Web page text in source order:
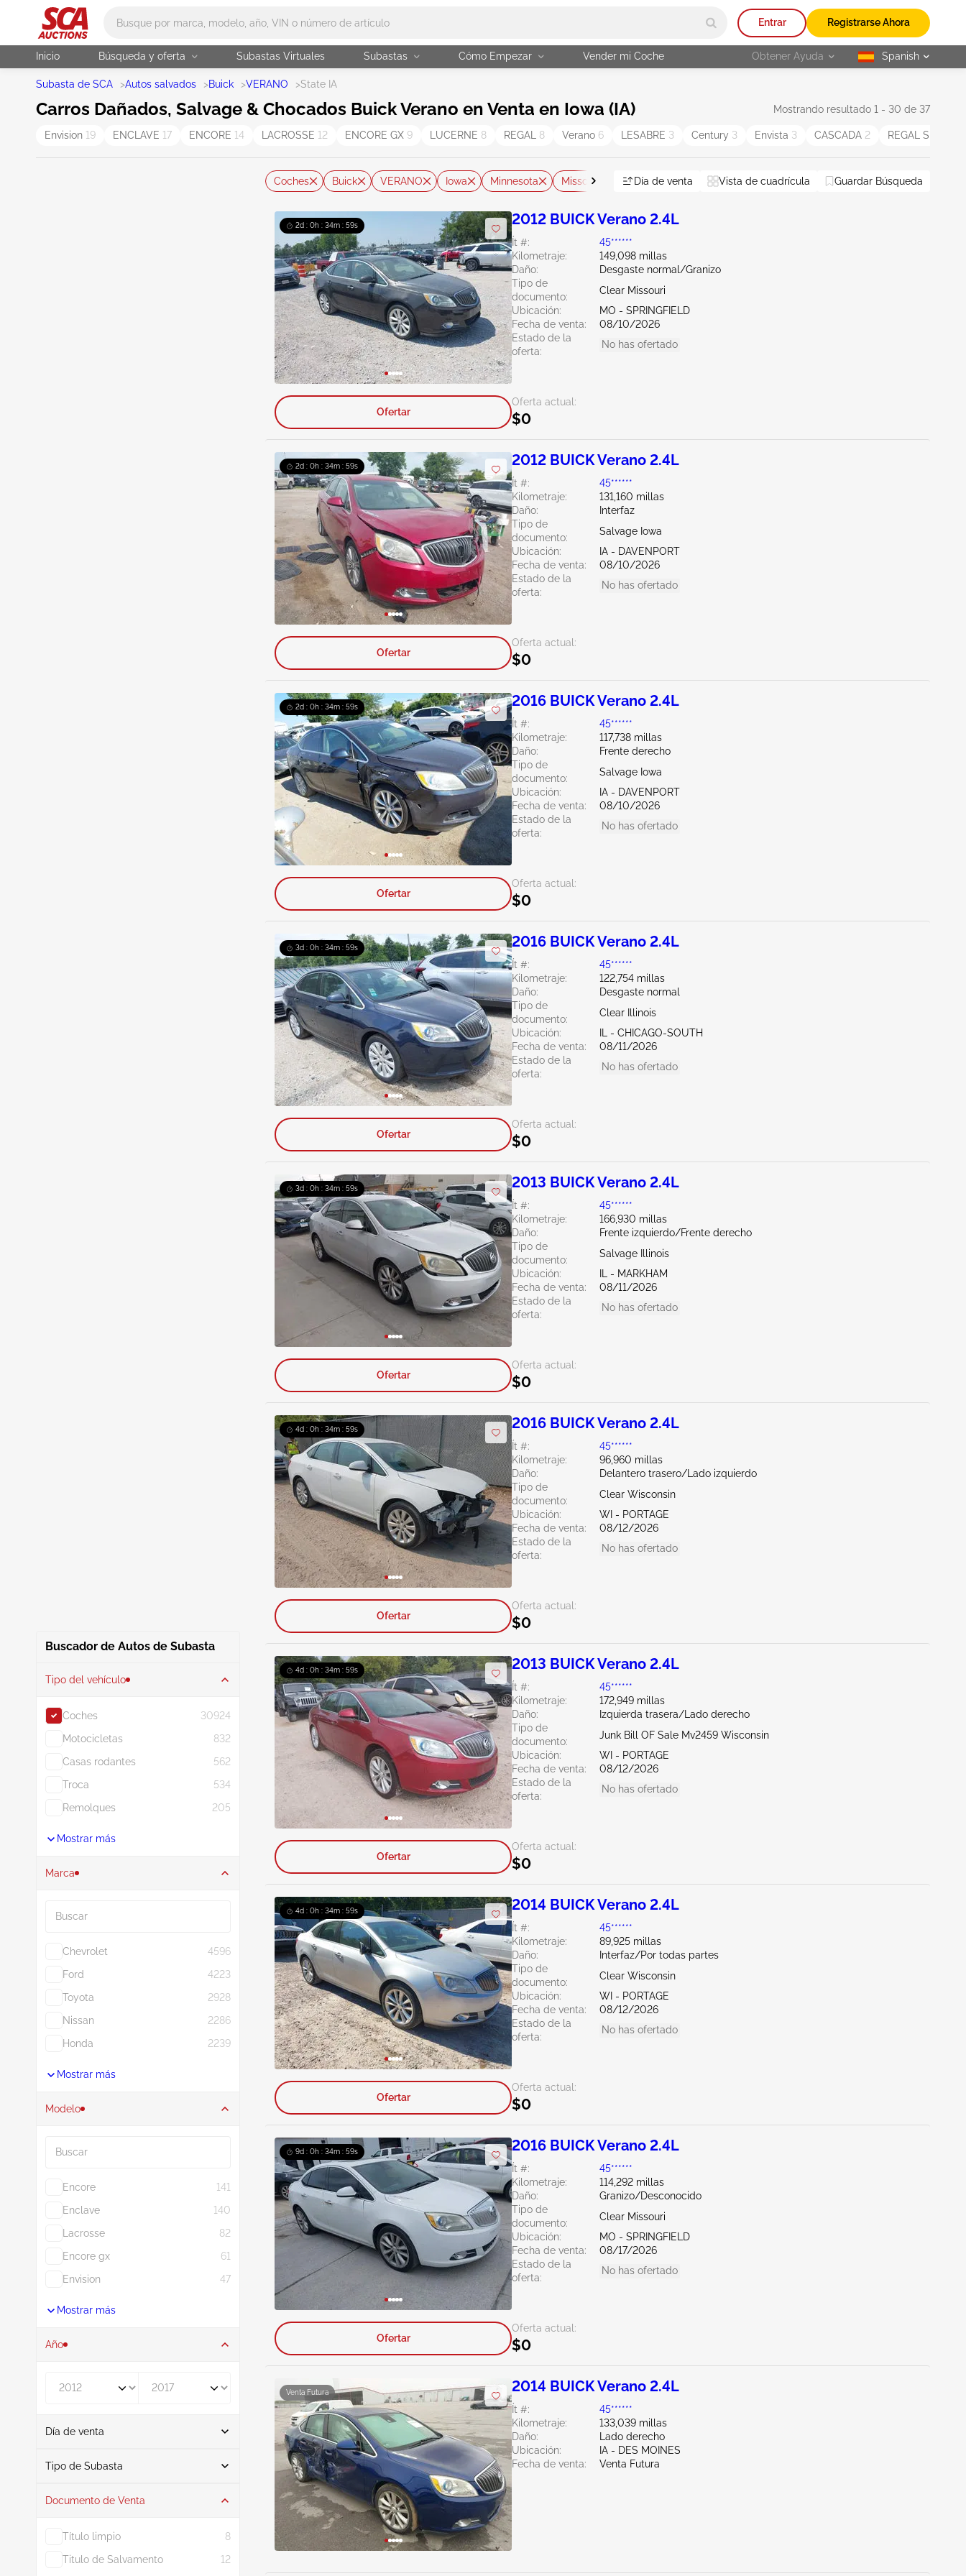
Entrar Registrarse Ahora
Inicio Búsqueda y oferta Subastas Virtuales Subastas Cómo Empezar Vender mi Coche Obtener Ayuda selected
Spanish
Subasta de SCA >Autos salvados >Buick >VERANO >State IA
Carros Dañados, Salvage & Chocados Buick Verano en Venta en Iowa (IA) Mostrando resultado 1 - 30 de 37
Envision 19 ENCLAVE 17 ENCORE 14 LACROSSE 12 ENCORE GX 9 LUCERNE 8 REGAL 8 Verano 6 LESABRE 3 Century 3 Envista 3 CASCADA 2 REGAL
Buscador de Autos de Subasta
Tipo del vehículo
Coches
30924
Motocicletas
832
Casas rodantes
562
Troca
534
Remolques
205
Mostrar más
Marca
Chevrolet
4596
Ford
4223
Toyota
2928
Nissan
2286
Honda
2239
Mostrar más
Modelo
Encore
141
Enclave
140
Lacrosse
82
Encore gx
61
Envision
47
Mostrar más
Año
Día de venta
De
Tipo de Subasta
Subasta 37
Documento de Venta
Título limpio
8
Titulo de Salvamento
12
Coches Buick VERANO Iowa Minnesota Missouri Nebraska Wisconsin Illinois Restablecer todo
Día de venta Vista de cuadrícula Guardar Búsqueda
2d : 0h : 34m : 58s 2012 BUICK Verano 2.4L
Ít #:
45******
Kilometraje:
149,098 millas
Daño:
Desgaste normal/Granizo
Tipo de
documento:
Clear Missouri
Ubicación:
MO - SPRINGFIELD
Fecha de venta:
08/10/2026
Estado de la
oferta:
No has ofertado
Oferta actual:
$0
Ofertar
2d : 0h : 34m : 58s 2012 BUICK Verano 2.4L
Ít #:
45******
Kilometraje:
131,160 millas
Daño:
Interfaz
Tipo de
documento:
Salvage Iowa
Ubicación:
IA - DAVENPORT
Fecha de venta:
08/10/2026
Estado de la
oferta:
No has ofertado
Oferta actual:
$0
Ofertar
2d : 0h : 34m : 58s 2016 BUICK Verano 2.4L
Ít #:
45******
Kilometraje:
117,738 millas
Daño:
Frente derecho
Tipo de
documento:
Salvage Iowa
Ubicación:
IA - DAVENPORT
Fecha de venta:
08/10/2026
Estado de la
oferta:
No has ofertado
Oferta actual:
$0
Ofertar
3d : 0h : 34m : 58s 2016 BUICK Verano 2.4L
Ít #:
45******
Kilometraje:
122,754 millas
Daño:
Desgaste normal
Tipo de
documento:
Clear Illinois
Ubicación:
IL - CHICAGO-SOUTH
Fecha de venta:
08/11/2026
Estado de la
oferta:
No has ofertado
Oferta actual:
$0
Ofertar
3d : 0h : 34m : 58s 2013 BUICK Verano 2.4L
Ít #:
45******
Kilometraje:
166,930 millas
Daño:
Frente izquierdo/Frente derecho
Tipo de
documento:
Salvage Illinois
Ubicación:
IL - MARKHAM
Fecha de venta:
08/11/2026
Estado de la
oferta:
No has ofertado
Oferta actual:
$0
Ofertar
4d : 0h : 34m : 58s 2016 BUICK Verano 2.4L
Ít #:
45******
Kilometraje:
96,960 millas
Daño:
Delantero trasero/Lado izquierdo
Tipo de
documento:
Clear Wisconsin
Ubicación:
WI - PORTAGE
Fecha de venta:
08/12/2026
Estado de la
oferta:
No has ofertado
Oferta actual:
$0
Ofertar
4d : 0h : 34m : 58s 2013 BUICK Verano 2.4L
Ít #:
45******
Kilometraje:
172,949 millas
Daño:
Izquierda trasera/Lado derecho
Tipo de
documento:
Junk Bill OF Sale Mv2459 Wisconsin
Ubicación:
WI - PORTAGE
Fecha de venta:
08/12/2026
Estado de la
oferta:
No has ofertado
Oferta actual:
$0
Ofertar
4d : 0h : 34m : 58s 2014 BUICK Verano 2.4L
Ít #:
45******
Kilometraje:
89,925 millas
Daño:
Interfaz/Por todas partes
Tipo de
documento:
Clear Wisconsin
Ubicación:
WI - PORTAGE
Fecha de venta:
08/12/2026
Estado de la
oferta:
No has ofertado
Oferta actual:
$0
Ofertar
9d : 0h : 34m : 58s 2016 BUICK Verano 2.4L
Ít #:
45******
Kilometraje:
114,292 millas
Daño:
Granizo/Desconocido
Tipo de
documento:
Clear Missouri
Ubicación:
MO - SPRINGFIELD
Fecha de venta:
08/17/2026
Estado de la
oferta:
No has ofertado
Oferta actual:
$0
Ofertar
Venta Futura 2014 BUICK Verano 2.4L
Ít #:
45******
Kilometraje:
133,039 millas
Daño:
Lado derecho
Ubicación:
IA - DES MOINES
Fecha de venta:
Venta Futura